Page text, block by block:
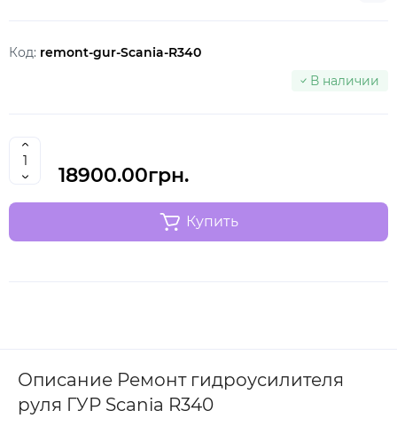
Код: remont-gur-Scania-R340
В наличии
18900.00грн.
Купить
Описание Ремонт гидроусилителя
руля ГУР Scania R340